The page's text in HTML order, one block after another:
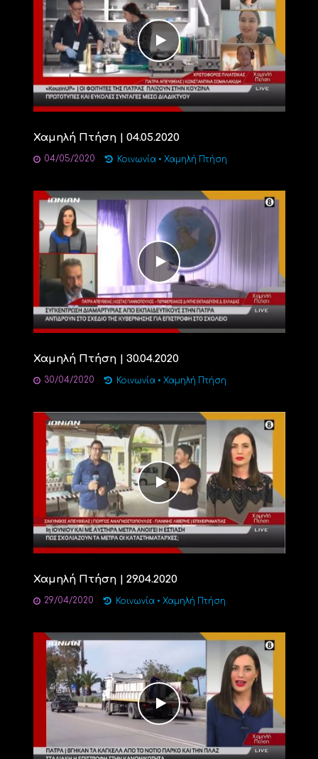
Χαμηλή Πτήση | 04.05.2020
04/05/2020 Κοινωνία • Χαμηλή Πτήση
Χαμηλή Πτήση | 30.04.2020
30/04/2020 Κοινωνία • Χαμηλή Πτήση
Χαμηλή Πτήση | 29.04.2020
29/04/2020 Κοινωνία • Χαμηλή Πτήση